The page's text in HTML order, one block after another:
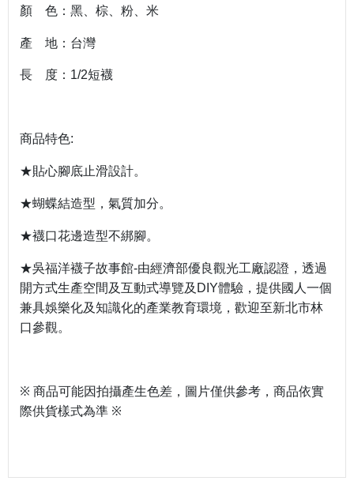
顏 色：黑、棕、粉、米
產 地：台灣
長 度：1/2短襪
商品特色:
★貼心腳底止滑設計。
★蝴蝶結造型，氣質加分。
★襪口花邊造型不綁腳。
★吳福洋襪子故事館-由經濟部優良觀光工廠認證，透過
開方式生產空間及互動式導覽及 DIY體驗，提供國人一個
兼具娛樂化及知識化的產業教育環境，歡迎至新北市林
口參觀。
※ 商品可能因拍攝產生色差，圖片僅供參考，商品依實
際供貨樣式為準 ※